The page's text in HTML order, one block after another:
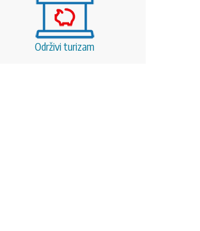
Održivi turizam